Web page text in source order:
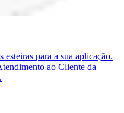
para a sua aplicação.
ao Cliente da